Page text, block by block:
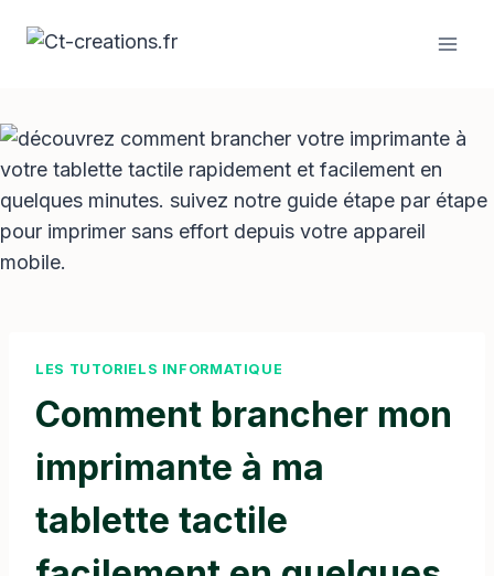
LES TUTORIELS INFORMATIQUE
Comment brancher mon
imprimante à ma
tablette tactile